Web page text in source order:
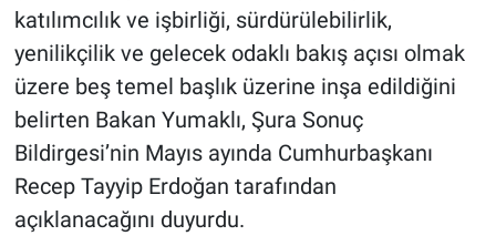
katılımcılık ve işbirliği, sürdürülebilirlik,
yenilikçilik ve gelecek odaklı bakış açısı olmak
üzere beş temel başlık üzerine inşa edildiğini
belirten Bakan Yumaklı, Şura Sonuç
Bildirgesi’nin Mayıs ayında Cumhurbaşkanı
Recep Tayyip Erdoğan tarafından
açıklanacağını duyurdu.